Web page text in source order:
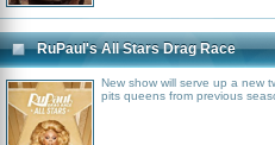
RuPaul's All Stars Drag Race
New show will serve up a new
pits queens from previous